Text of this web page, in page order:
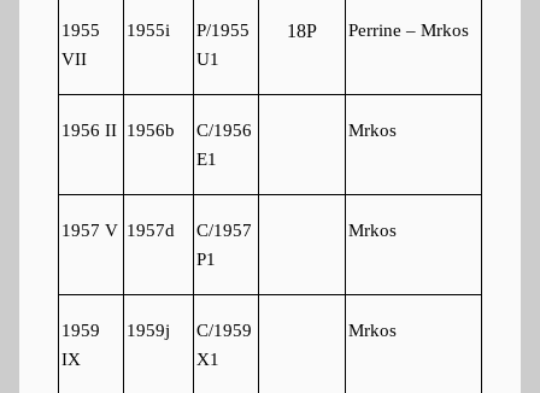
1955
VII
1955i
P/1955
U1
18P Perrine – Mrkos
1956 II 1956b
C/1956
E1
Mrkos
1957 V 1957d
C/1957
P1
Mrkos
1959
IX
1959j
C/1959
X1
Mrkos